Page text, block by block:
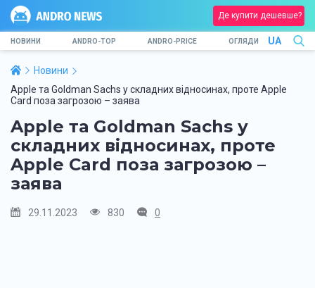
Де купити дешевше?
НОВИНИ ANDRO-TOP ANDRO-PRICE ОГЛЯДИ UA
Новини
Apple та Goldman Sachs у складних відносинах, проте Apple
Card поза загрозою – заява
Apple та Goldman Sachs у
складних відносинах, проте
Apple Card поза загрозою –
заява
29.11.2023 830 0